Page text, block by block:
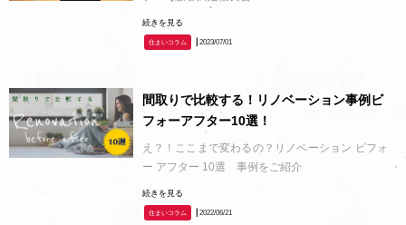
続きを見る
住まいコラム ┃2023/07/01
間取りで比較する！リノベーション事例ビ
フォーアフター10選！
え？！ここまで変わるの？リノベーション ビフォ
ー アフター 10選 事例をご紹介
続きを見る
住まいコラム ┃2022/06/21